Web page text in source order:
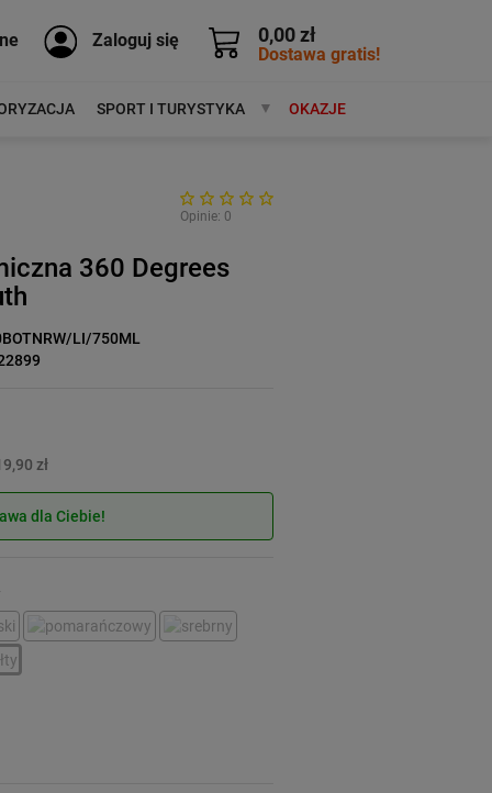
0,00 zł
Dostawa gratis!
Zaloguj się
SPORT I TURYSTYKA MARKIOKAZJE
Opinie: 0
360 Degrees
LI/750ML
zł
dla Ciebie!